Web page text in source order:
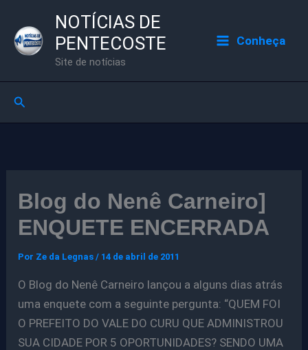
para
NOTÍCIAS DE
PENTECOSTE
Site de notícias
Conheça
Pesquisar
Blog do Nenê Carneiro]
ENQUETE ENCERRADA
Por Ze da Legnas/ 14 de abril de 2011
O Blog do Nenê Carneiro lançou a alguns dias atrás
uma enquete com a seguinte pergunta: “QUEM FOI
O PREFEITO DO VALE DO CURU QUE ADMINISTROU
SUA CIDADE POR 5 OPORTUNIDADES? SENDO UMA